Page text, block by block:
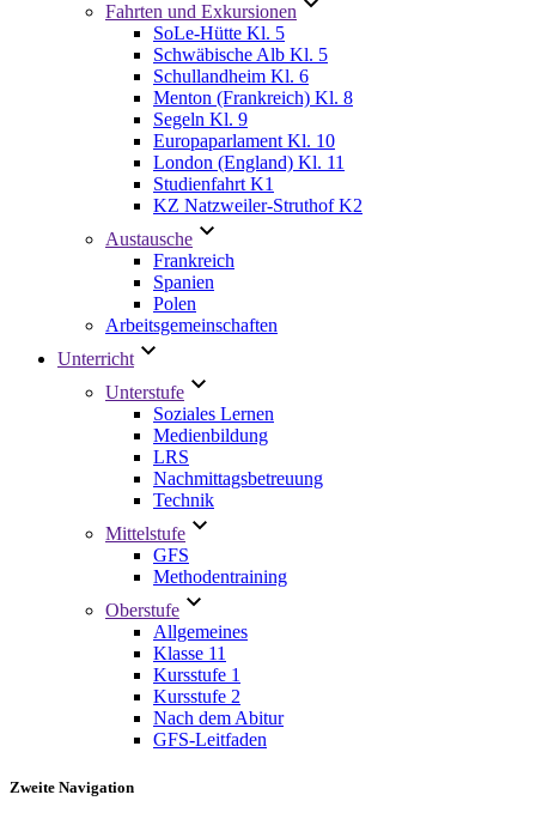
Fahrten und Exkursionen
SoLe-Hütte Kl. 5
Schwäbische Alb Kl. 5
Schullandheim Kl. 6
Menton (Frankreich) Kl. 8
Segeln Kl. 9
Europaparlament Kl. 10
London (England) Kl. 11
Studienfahrt K1
KZ Natzweiler-Struthof K2
Austausche
Frankreich
Spanien
Polen
Arbeitsgemeinschaften
Unterricht
Unterstufe
Soziales Lernen
Medienbildung
LRS
Nachmittagsbetreuung
Technik
Mittelstufe
GFS
Methodentraining
Oberstufe
Allgemeines
Klasse 11
Kursstufe 1
Kursstufe 2
Nach dem Abitur
GFS-Leitfaden
Zweite Navigation